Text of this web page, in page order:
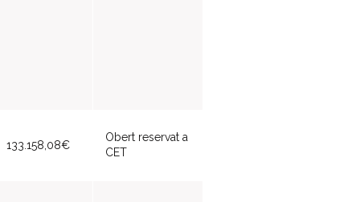
133.158,08€
Obert reservat a
CET